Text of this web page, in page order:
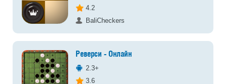
4.2
BaliCheckers
Реверси - Онлайн
2.3+
3.6